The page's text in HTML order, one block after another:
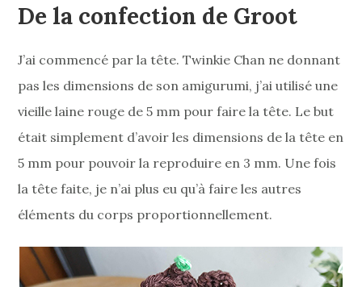
De la confection de Groot
J’ai commencé par la tête. Twinkie Chan ne donnant
pas les dimensions de son amigurumi, j’ai utilisé une
vieille laine rouge de 5 mm pour faire la tête. Le but
était simplement d’avoir les dimensions de la tête en
5 mm pour pouvoir la reproduire en 3 mm. Une fois
la tête faite, je n’ai plus eu qu’à faire les autres
éléments du corps proportionnellement.